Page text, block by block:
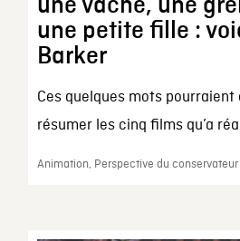
une vache, une
une petite fille :
Barker
Ces quelques mots pourraient
résumer les cinq films qu’a
Animation, Perspective du